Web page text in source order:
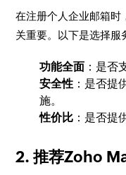
在注册个人企业邮箱时
关重要。以下是选择服
功能全面 ：是否
安全性 ：是否提
施。
性价比 ：是否提
2. 推荐Zoho